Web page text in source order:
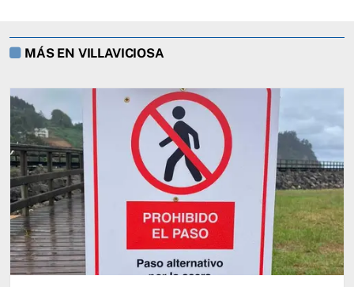
MÁS EN VILLAVICIOSA